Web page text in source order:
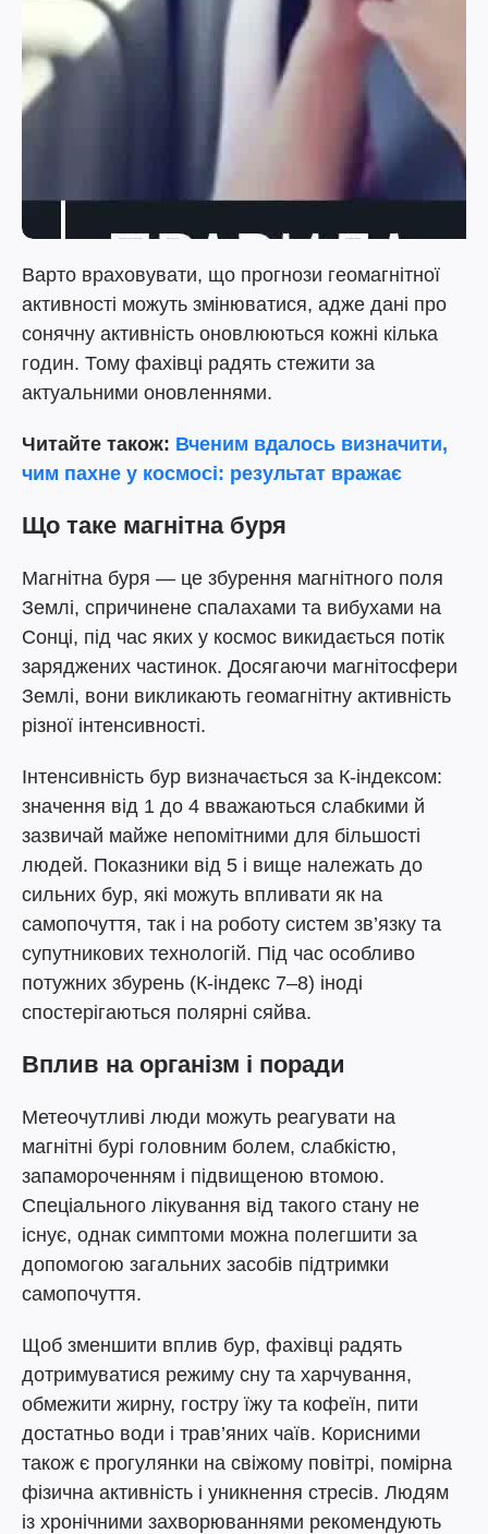
Варто враховувати, що прогнози геомагнітної
активності можуть змінюватися, адже дані про
сонячну активність оновлюються кожні кілька
годин. Тому фахівці радять стежити за
актуальними оновленнями.
Читайте також: Вченим вдалось визначити,
чим пахне у космосі: результат вражає
Що таке магнітна буря
Магнітна буря — це збурення магнітного поля
Землі, спричинене спалахами та вибухами на
Сонці, під час яких у космос викидається потік
заряджених частинок. Досягаючи магнітосфери
Землі, вони викликають геомагнітну активність
різної інтенсивності.
Інтенсивність бур визначається за К-індексом:
значення від 1 до 4 вважаються слабкими й
зазвичай майже непомітними для більшості
людей. Показники від 5 і вище належать до
сильних бур, які можуть впливати як на
самопочуття, так і на роботу систем зв’язку та
супутникових технологій. Під час особливо
потужних збурень (К-індекс 7–8) іноді
спостерігаються полярні сяйва.
Вплив на організм і поради
Метеочутливі люди можуть реагувати на
магнітні бурі головним болем, слабкістю,
запамороченням і підвищеною втомою.
Спеціального лікування від такого стану не
існує, однак симптоми можна полегшити за
допомогою загальних засобів підтримки
самопочуття.
Щоб зменшити вплив бур, фахівці радять
дотримуватися режиму сну та харчування,
обмежити жирну, гостру їжу та кофеїн, пити
достатньо води і трав’яних чаїв. Корисними
також є прогулянки на свіжому повітрі, помірна
фізична активність і уникнення стресів. Людям
із хронічними захворюваннями рекомендують